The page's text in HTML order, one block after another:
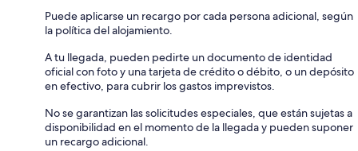
Puede aplicarse un recargo por cada persona adicional, según
la política del alojamiento.
A tu llegada, pueden pedirte un documento de identidad
oficial con foto y una tarjeta de crédito o débito, o un depósito
en efectivo, para cubrir los gastos imprevistos.
No se garantizan las solicitudes especiales, que están sujetas a
disponibilidad en el momento de la llegada y pueden suponer
un recargo adicional.